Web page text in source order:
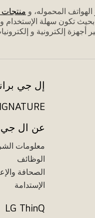
الهواتف المحموله، و منتجات
تكون سهلة الإستخدام
إلكترونية و
إل جي
عن ال جي
معلومات
الوظائف
الصحافة
الإستدامة
LG ThinQ